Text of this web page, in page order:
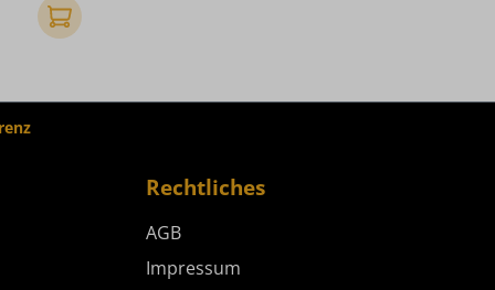
In den Warenkorb
Rechtliches
AGB
Impressum